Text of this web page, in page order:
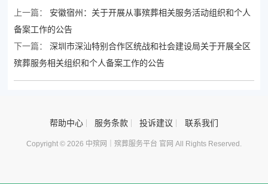
上一篇： 安徽宿州：关于开展从事殡葬相关服务活动组织和个人
备案工作的公告
下一篇：深圳市深汕特别合作区统战和社会建设局关于开展全区
殡葬服务相关组织和个人备案工作的公告
帮助中心 服务条款 投诉建议 联系我们
Copyright © 2026 中殡网｜殡葬服务平台 官网 All Rights Reserved.